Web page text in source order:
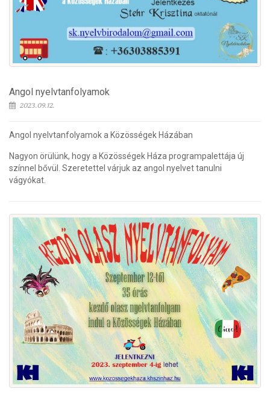
Angol nyelvtanfolyamok
2023.09.12.
Angol nyelvtanfolyamok a Közösségek Házában
Nagyon örülünk, hogy a Közösségek Háza programpalettája új
színnel bővül. Szeretettel várjuk az angol nyelvet tanulni
vágyókat.